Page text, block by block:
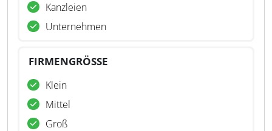
Kanzleien
Unternehmen
FIRMENGRÖSSE
Klein
Mittel
Groß